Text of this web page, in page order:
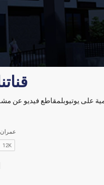
على يوتيوبلمقاطع فيديو عن